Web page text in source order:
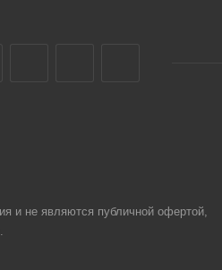
не являются публичной офертой,